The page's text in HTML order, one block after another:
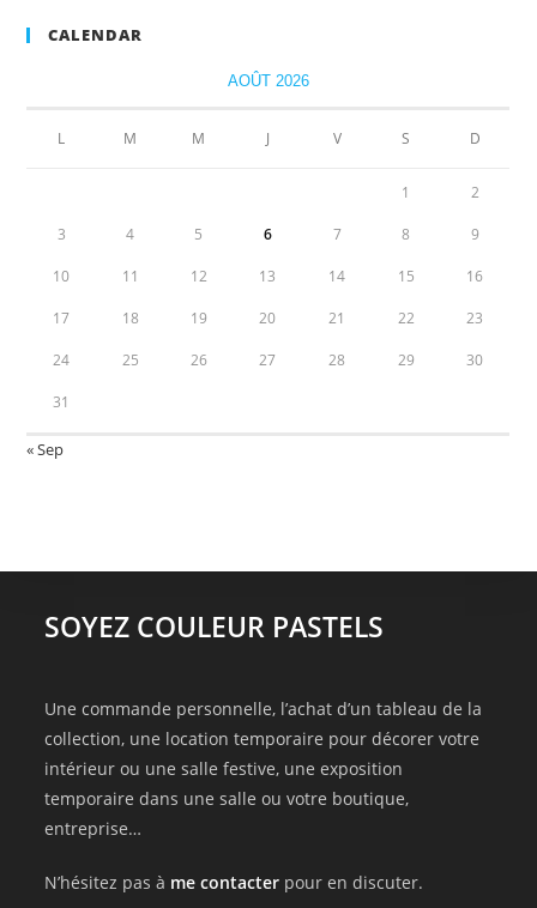
CALENDAR
AOÛT 2026
L M M J V S D
1 2
3 4 5 6 7 8 9
10 11 12 13 14 15 16
17 18 19 20 21 22 23
24 25 26 27 28 29 30
31
« Sep
SOYEZ COULEUR PASTELS
Une commande personnelle, l’achat d’un tableau de la
collection, une location temporaire pour décorer votre
intérieur ou une salle festive, une exposition
temporaire dans une salle ou votre boutique,
entreprise…
N’hésitez pas à me contacter pour en discuter.